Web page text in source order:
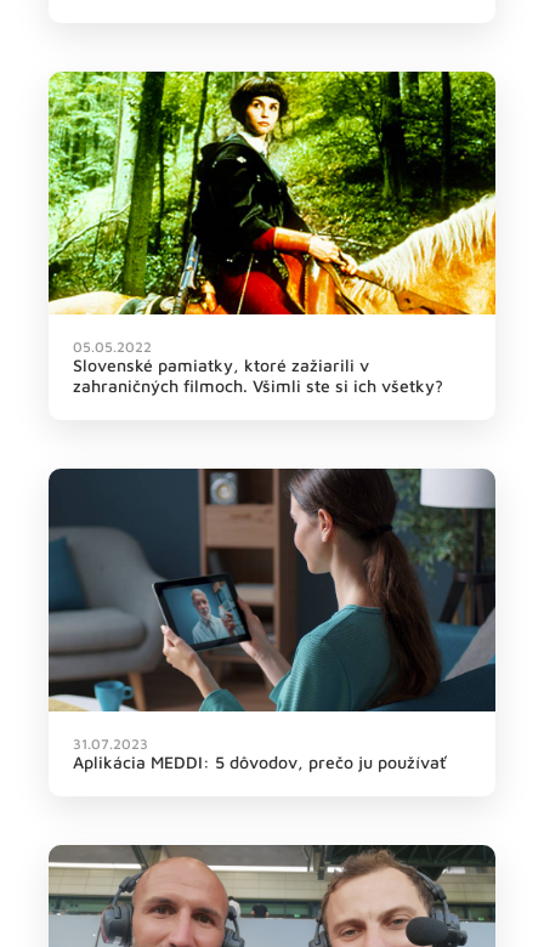
05.05.2022
Slovenské pamiatky, ktoré zažiarili v
zahraničných filmoch. Všimli ste si ich všetky?
31.07.2023
Aplikácia MEDDI: 5 dôvodov, prečo ju používať